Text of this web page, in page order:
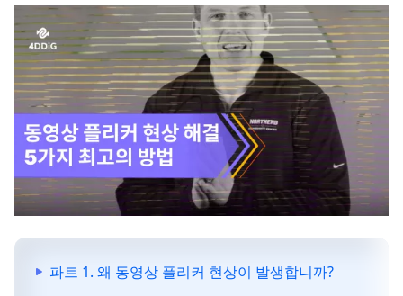
파트 1. 왜 동영상 플리커 현상이 발생합니까?